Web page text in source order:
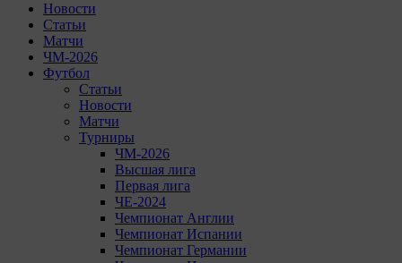
Новости
Статьи
Матчи
ЧМ-2026
Футбол
Статьи
Новости
Матчи
Турниры
ЧМ-2026
Высшая лига
Первая лига
ЧЕ-2024
Чемпионат Англии
Чемпионат Испании
Чемпионат Германии